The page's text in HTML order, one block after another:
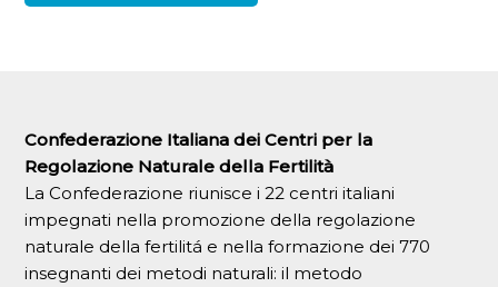
Confederazione Italiana dei Centri per la
Regolazione Naturale della Fertilità
La Confederazione riunisce i 22 centri italiani
impegnati nella promozione della regolazione
naturale della fertilitá e nella formazione dei 770
insegnanti dei metodi naturali: il metodo